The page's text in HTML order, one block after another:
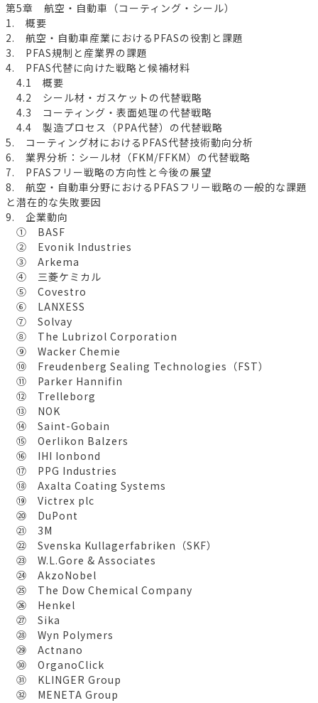
第5章 航空・自動車（コーティング・シール）
1. 概要
2. 航空・自動車産業におけるPFASの役割と課題
3. PFAS規制と産業界の課題
4. PFAS代替に向けた戦略と候補材料
4.1 概要
4.2 シール材・ガスケットの代替戦略
4.3 コーティング・表面処理の代替戦略
4.4 製造プロセス（PPA代替）の代替戦略
5. コーティング材におけるPFAS代替技術動向分析
6. 業界分析：シール材（FKM/FFKM）の代替戦略
7. PFASフリー戦略の方向性と今後の展望
8. 航空・自動車分野におけるPFASフリー戦略の一般的な課題
と潜在的な失敗要因
9. 企業動向
① BASF
② Evonik Industries
③ Arkema
④ 三菱ケミカル
⑤ Covestro
⑥ LANXESS
⑦ Solvay
⑧ The Lubrizol Corporation
⑨ Wacker Chemie
⑩ Freudenberg Sealing Technologies（FST）
⑪ Parker Hannifin
⑫ Trelleborg
⑬ NOK
⑭ Saint-Gobain
⑮ Oerlikon Balzers
⑯ IHI Ionbond
⑰ PPG Industries
⑱ Axalta Coating Systems
⑲ Victrex plc
⑳ DuPont
㉑ 3M
㉒ Svenska Kullagerfabriken（SKF）
㉓ W.L.Gore & Associates
㉔ AkzoNobel
㉕ The Dow Chemical Company
㉖ Henkel
㉗ Sika
㉘ Wyn Polymers
㉙ Actnano
㉚ OrganoClick
㉛ KLINGER Group
㉜ MENETA Group